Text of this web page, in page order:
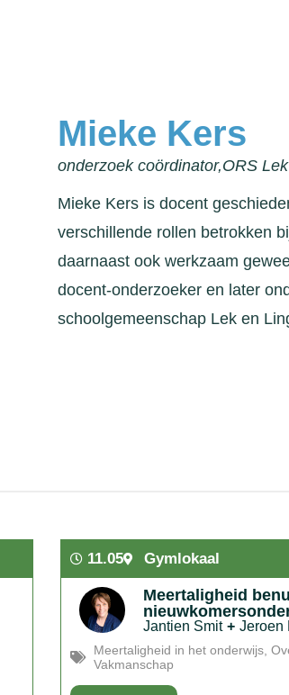
Mieke Kers
onderzoek coördinator,ORS
Mieke Kers is docent
verschillende rollen betrokken
daarnaast ook werkzaam
docent-onderzoeker en later
schoolgemeenschap Lek en
11.05 Gymlokaal
Meertaligheid
Jantien Smit + Jeroen
Meertaligheid in het onderwijs,
Vakmanschap